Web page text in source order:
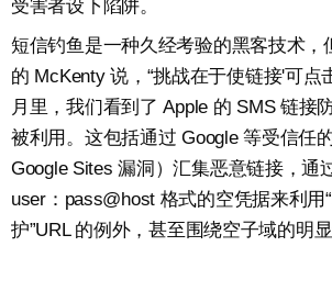
受害者设下陷阱。
短信钓鱼是一种久经考验的黑客技术，
的 McKenty 说，“挑战在于使链接'可点
月里，我们看到了 Apple 的 SMS 链接
被利用。这包括通过 Google 等受信任
Google Sites 漏洞）汇集恶意链接，通
user：pass@host 格式的空凭据来利用
护”URL 的例外，甚至围绕空子域的明显